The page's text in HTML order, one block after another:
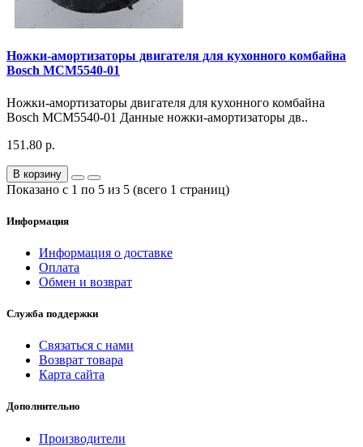
Ножки-амортизаторы двигателя для кухонного комбайна
Bosch MCM5540-01
Ножки-амортизаторы двигателя для кухонного комбайна
Bosch MCM5540-01 Данные ножки-амортизаторы дв..
151.80 р.
В корзину
Показано с 1 по 5 из 5 (всего 1 страниц)
Информация
Информация о доставке
Оплата
Обмен и возврат
Служба поддержки
Связаться с нами
Возврат товара
Карта сайта
Дополнительно
Производители